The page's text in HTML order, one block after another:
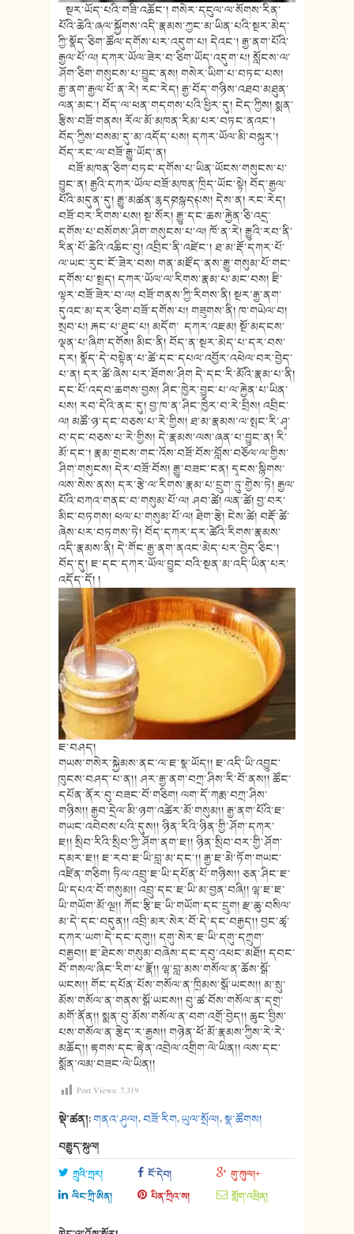
སྔར་ཡོད་པའི་གཟི་འཆོང་། གསེར་དངུལ་ལ་སོགས་རིན་
པོའི་ཆེའི་ཞལ་སྐྱོགས་འདི་རྣམས་ཀྱང་མ་ཡིན་པའི་སྔར་མེད་
ཀྱི་སྣོད་ཅིག་ཚོལ་དགོས་པར་འདུག་པ། དེའང་། རྒྱ་ནག་པོའི་
རྒྱལ་པོ་ལ། དཀར་ཡོལ་ཟེར་བ་ཅིག་ཡོད་འདུག་པ། སློངས་ལ་
ཤོག་ཅིག་གསུངས་པ་བྱུང་ནས། གསེར་ཡིག་པ་བཏང་པས།
རྒྱ་ནག་རྒྱལ་པོ་ན་རེ། རང་རེད། རྒྱ་བོད་གཉིས་འཐབ་མཐུན་
ལན་མང་། བོད་ལ་ཕན་གདགས་པའི་ཕྱིར་དུ། ངེད་ཀྱིས། སྨན་
རྩིས་བཟོ་གནས། རོལ་མོ་མཁན་རིམ་པར་བཏང་ནའང་།
བོད་ཀྱིས་བསམ་དུ་མ་འདོད་པས། དཀར་ཡོལ་མི་བསྐུར་།
བོད་རང་ལ་བཟོ་རྒྱུ་ཡོད་ན།
བཟོ་མཁན་ཅིག་བཏང་དགོས་པ་ཡིན་ཡོངས་གསུངས་པ་
བྱུང་ན། རྒྱའི་དཀར་ཡོལ་བཟོ་མཁན་ཁྲིད་ཡོང་སྟེ། བོད་རྒྱལ་
པོའི་མདུན་དུ། རྒྱུ་མཚན་རྙད༼བསྙད༽པས། དེས་ན། རང་རེད།
བཟོ་བར་རིགས་པས། སྔ་སོར། རྒྱུ་དང་ཆས་རྐྱེན་ཅི་འདྲ་
དགོས་པ་བསོགས་ཤིག་གསུངས་པ་ལ། ཁོ་ན་རེ། རྒྱུའི་རབ་ནི་
རིན་པོ་ཆེའི་འཆིང་བུ། འབྲིང་ནི་འཛེང་། ཐ་མ་རྡོ་དཀར་པོ་
ལ་ཡང་རུང་ངོ་ཟེར་བས། གན་མཛོད་ནས་རྒྱུ་གསུམ་པོ་གང་
དགོས་པ་སྤྲད། དཀར་ཡོལ་ལ་རིགས་རྣམ་པ་མང་བས། ཇི་
ལྟར་བཟོ་ཟེར་བ་ལ། བཟོ་གནས་ཀྱི་རིགས་ནི། སྔར་རྒྱ་ནག་
དུའང་མ་དར་ཅིག་བཟོ་དགོས་པ། གཟུགས་ནི། ཁ་གཡེལ་བ།
སྲབ་པ། རྐང་པ་ཐུང་པ། མདོག་ དཀར་འཇམ། སྔོ་མདངས་
ལྡན་པ་ཞིག་དགོས། མིང་ནི། བོད་ན་སྔར་མེད་པ་དར་བས་
དར། སྣོད་དེ་བསྟེན་པ་ཚེ་དང་དཔལ་འབྱོར་འཕེལ་བར་བྱེད་
པ་ན། དར་ཚེ་ཞེས་པར་ཐོགས་ཤིག དེ་དང་རི་མོའི་རྣམ་པ་ནི།
དང་པོ་འདབ་ཆགས་བྱས། ཤིང་ཁྱེར་བྱུང་པ་ལ་རྐྱེན་པ་ཡིན་
པས། རབ་དེའི་ནང་དུ། བྱ་ཁ་ན་ཤིང་ཁྱེར་བ་རེ་བྲིས། འབྲིང་
ལ། མཚོ་ཉ་དང་བཅས་པ་རེ་གྱིས། ཐ་མ་རྣམས་ལ་སྤང་རི་ཤྭ་
བ་དང་བཅས་པ་རེ་གྱིས། དེ་རྣམས་ལས་ཞན་པ་བྱུང་ན། རི་
མོ་དང་། རྣམ་གྲངས་གང་འོས་བཟོ་བོས་བློས་བཅོལ་ལ་གྱིས་
ཤིག་གསུངས། དེར་བཟོ་བོས། རྒྱུ་བཟང་ངན། དྭངས་སྙིགས་
ལས་སེས་ནས། དར་རྩེ་ལ་རིགས་རྣམ་པ་དྲུག་ཏུ་གྱེས་ཏེ། རྒྱལ་
པོའི་བཀའ་གནང་བ་གསུམ་པོ་ལ། ཤབ་ཚེ། ལན་ཚེ། བྱ་བར་
མིང་བཏགས། ཕལ་པ་གསུམ་པོ་ལ། ཐེག་རྩེ། ངེས་ཚེ། བརྡོ་ཚེ་
ཞེས་པར་བཏགས་ཏེ། བོད་དཀར་དར་ཚེའི་རིགས་རྣམས་
འདི་རྣམས་ནི། དེ་གོང་རྒྱ་ནག་ནའང་མེད་པར་བྱེད་ཅིང་།
བོད་དུ། ཇ་དང་དཀར་ཡོལ་བྱུང་བའི་སྔན་མ་འདི་ཡིན་པར་
འདོད་དོ། །
ཇ་བཤད།
གཡས་གསེར་སྐྱེམས་ནང་ལ་ཇ་སྣ་ཡོད།། ཇ་འདི་ཡི་འབྱུང་
ཁུངས་བཤད་པ་ན།། ཤར་རྒྱ་ནག་བཀྲ་ཤིས་རི་བོ་ནས།། ཚོང་
དཔོན་ནོར་བུ་བཟང་བོ་གཅིག། ལག་དོ་ཀརྨ་བཀྲ་ཤིས་
གཉིས།། རྒྱབ་དྲེལ་མི་ཉག་འཚེར་མོ་གསུམ།། རྒྱ་ནག་པོའི་ཇ་
གཡང་འབེབས་པའི་དུས།། ཉིན་རིའི་ཉིན་གྱི་ཤོག་དཀར་
ཇ།། སྲིབ་རིའི་སྲིབ་ཀྱི་ཤོག་ནག་ཇ།། ཉིན་སྲིབ་བར་གྱི་ཤོག་
དམར་ཇ།། ཇ་རབ་ཇ་ཡི་བླ་མ་དང་།། རྒྱ་ཇ་མེ་ཏོག་གཡང་
འཛིན་གཅིག། ཏིལ་འབྲུ་ཇ་ཡི་དཔོན་པོ་གཉིས།། ཅན་ཤིང་ཇ་
ཡི་དཔའ་བོ་གསུམ།། འབྲུ་དང་ཇ་ཡི་མ་བྱན་བཞི།། ལྷ་ཇ་ཇ་
ཡི་གཡོག་མོ་ལྔ།། ཀོང་རྩི་ཇ་ཡི་གཡོག་དང་དྲུག། རྫ་ཆུ་བསིལ་
མ་དེ་དང་བདུན།། འབྲི་མར་སེར་བོ་དེ་དང་བརྒྱད།། བྱང་ཚྭ་
དཀར་ཡག་དེ་དང་དགུ།། དགུ་སེར་ཇ་ཡི་དགུ་དཀྲུག་
བརྒྱབ།། ཇ་ཐེངས་གསུམ་བཞེས་དང་དབུ་འཕང་མཐོ།། དབང་
བོ་གསལ་ཞིང་རིག་པ་རྣོ།། ལྷ་བླ་མས་གསོལ་ན་ཆོས་སྒོ་
ཡངས།། གོང་དཔོན་པོས་གསོལ་ན་ཁྲིམས་སྒོ་ཡངས།། མ་སྲུ་
མོས་གསོལ་ན་གནས་སྒོ་ཡངས།། བུ་ཚ་བོས་གསོལ་ན་དགྲ་
མགོ་ནོན།། སྨན་བུ་མོས་གསོལ་ན་བག་འགྲོ་བྱེད།། ཆུང་བྱིས་
པས་གསོལ་ན་རྩེད་ར་རྒྱས།། གཉེན་ཕོ་མོ་རྣམས་ཀྱིས་རེ་རེ་
མཆོད།། རྟགས་དང་རྟེན་འབྲེལ་འགྲིག་ལེ་ཡིན།། ལས་དང་
སྨོན་ལམ་བཟང་ལེ་ཡིན།།
Post Views: 7,319
སྡེ་ཚན།:གནའ་ཤུལ།,བཟོ་རིག,ཡུལ་སྲོལ།,སྣ་ཚོགས།
བརྒྱུད་སྐུལ།
ཀྲུའི་ཀྲར། ངོ་དེབ།
གུ་ཀུལ།+
ལིང་ཀྲི་ཨིན།
པིན་ཀྲིའ་ས། གློག་འཕྲིན།